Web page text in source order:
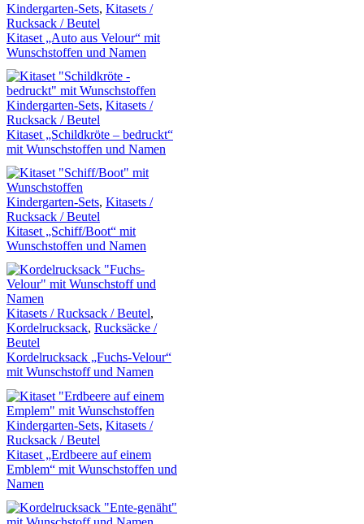
Kindergarten-Sets, Kitasets /
Rucksack / Beutel
Kitaset „Auto aus Velour“ mit
Wunschstoffen und Namen
Kindergarten-Sets, Kitasets /
Rucksack / Beutel
Kitaset „Schildkröte – bedruckt“
mit Wunschstoffen und Namen
Kindergarten-Sets, Kitasets /
Rucksack / Beutel
Kitaset „Schiff/Boot“ mit
Wunschstoffen und Namen
Kitasets / Rucksack / Beutel,
Kordelrucksack, Rucksäcke /
Beutel
Kordelrucksack „Fuchs-Velour“
mit Wunschstoff und Namen
Kindergarten-Sets, Kitasets /
Rucksack / Beutel
Kitaset „Erdbeere auf einem
Emblem“ mit Wunschstoffen und
Namen